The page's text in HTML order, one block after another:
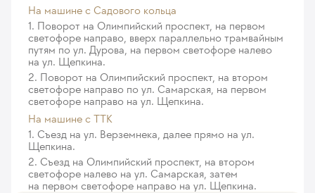
На машине c Садового кольца
1. Поворот на Олимпийский проспект, на первом
светофоре направо, вверх параллельно трамвайным
путям по ул. Дурова, на первом светофоре налево
на ул. Щепкина.
2. Поворот на Олимпийский проспект, на втором
светофоре направо по ул. Самарская, на первом
светофоре направо на ул. Щепкина.
На машине с ТТК
1. Съезд на ул. Верземнека, далее прямо на ул.
Щепкина.
2. Съезд на Олимпийский проспект, на втором
светофоре налево на ул. Самарская, затем
на первом светофоре направо на ул. Щепкина.